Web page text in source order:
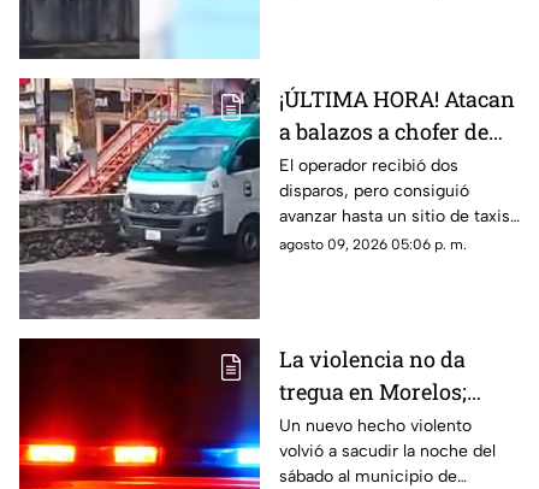
¡ÚLTIMA HORA! Atacan
a balazos a chofer de
Ruta 13 en Oaxtepec
El operador recibió dos
disparos, pero consiguió
avanzar hasta un sitio de taxis
donde solicitó ayuda.
agosto 09, 2026 05:06 p. m.
La violencia no da
tregua en Morelos;
ejecutan a un hombre
en Jiutepec
Un nuevo hecho violento
volvió a sacudir la noche del
sábado al municipio de